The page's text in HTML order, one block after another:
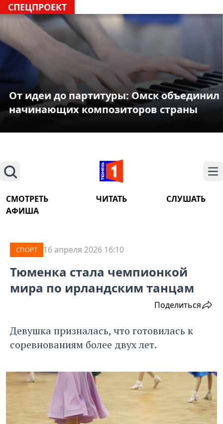
СПЕЦПРОЕКТ
От идеи до партитуры: Омск объединил
начинающих композиторов страны
Поиск
СМОТРЕТЬ ЧИТАТЬ
СЛУШАТЬ
АФИША
СПОРТ 16 апреля 2026 16:10
Тюменка стала чемпионкой
мира по ирландским танцам
Поделиться
Девушка призналась, что готовилась к
соревнованиям более двух лет.